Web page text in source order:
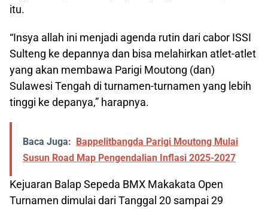
itu.
“Insya allah ini menjadi agenda rutin dari cabor ISSI
Sulteng ke depannya dan bisa melahirkan atlet-atlet
yang akan membawa Parigi Moutong (dan)
Sulawesi Tengah di turnamen-turnamen yang lebih
tinggi ke depanya,” harapnya.
Baca Juga: Bappelitbangda Parigi Moutong Mulai
Susun Road Map Pengendalian Inflasi 2025-2027
Kejuaran Balap Sepeda BMX Makakata Open
Turnamen dimulai dari Tanggal 20 sampai 29